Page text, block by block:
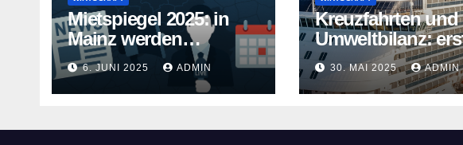
Mietspiegel 2025: in
Mainz werden
Mietwohnungen noch
teurer
6. JUNI 2025 ADMIN
Kreuzfahrten und
Umweltbilanz:
Kreuzfahrtschiffe
gehen neue Wege
30. MAI 2025 ADMIN